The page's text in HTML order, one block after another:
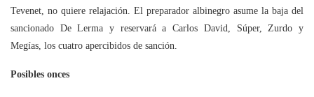
Tevenet, no quiere relajación. El preparador albinegro asume la baja del
sancionado De Lerma y reservará a Carlos David, Súper, Zurdo y
Megías, los cuatro apercibidos de sanción.
Posibles onces